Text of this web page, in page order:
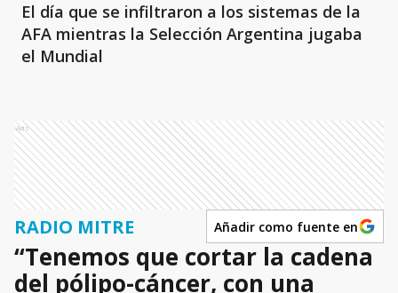
El día que se infiltraron a los sistemas de la
AFA mientras la Selección Argentina jugaba
el Mundial
Ads
RADIO MITRE Añadir como fuente en
“Tenemos que cortar la cadena
del pólipo-cáncer, con una